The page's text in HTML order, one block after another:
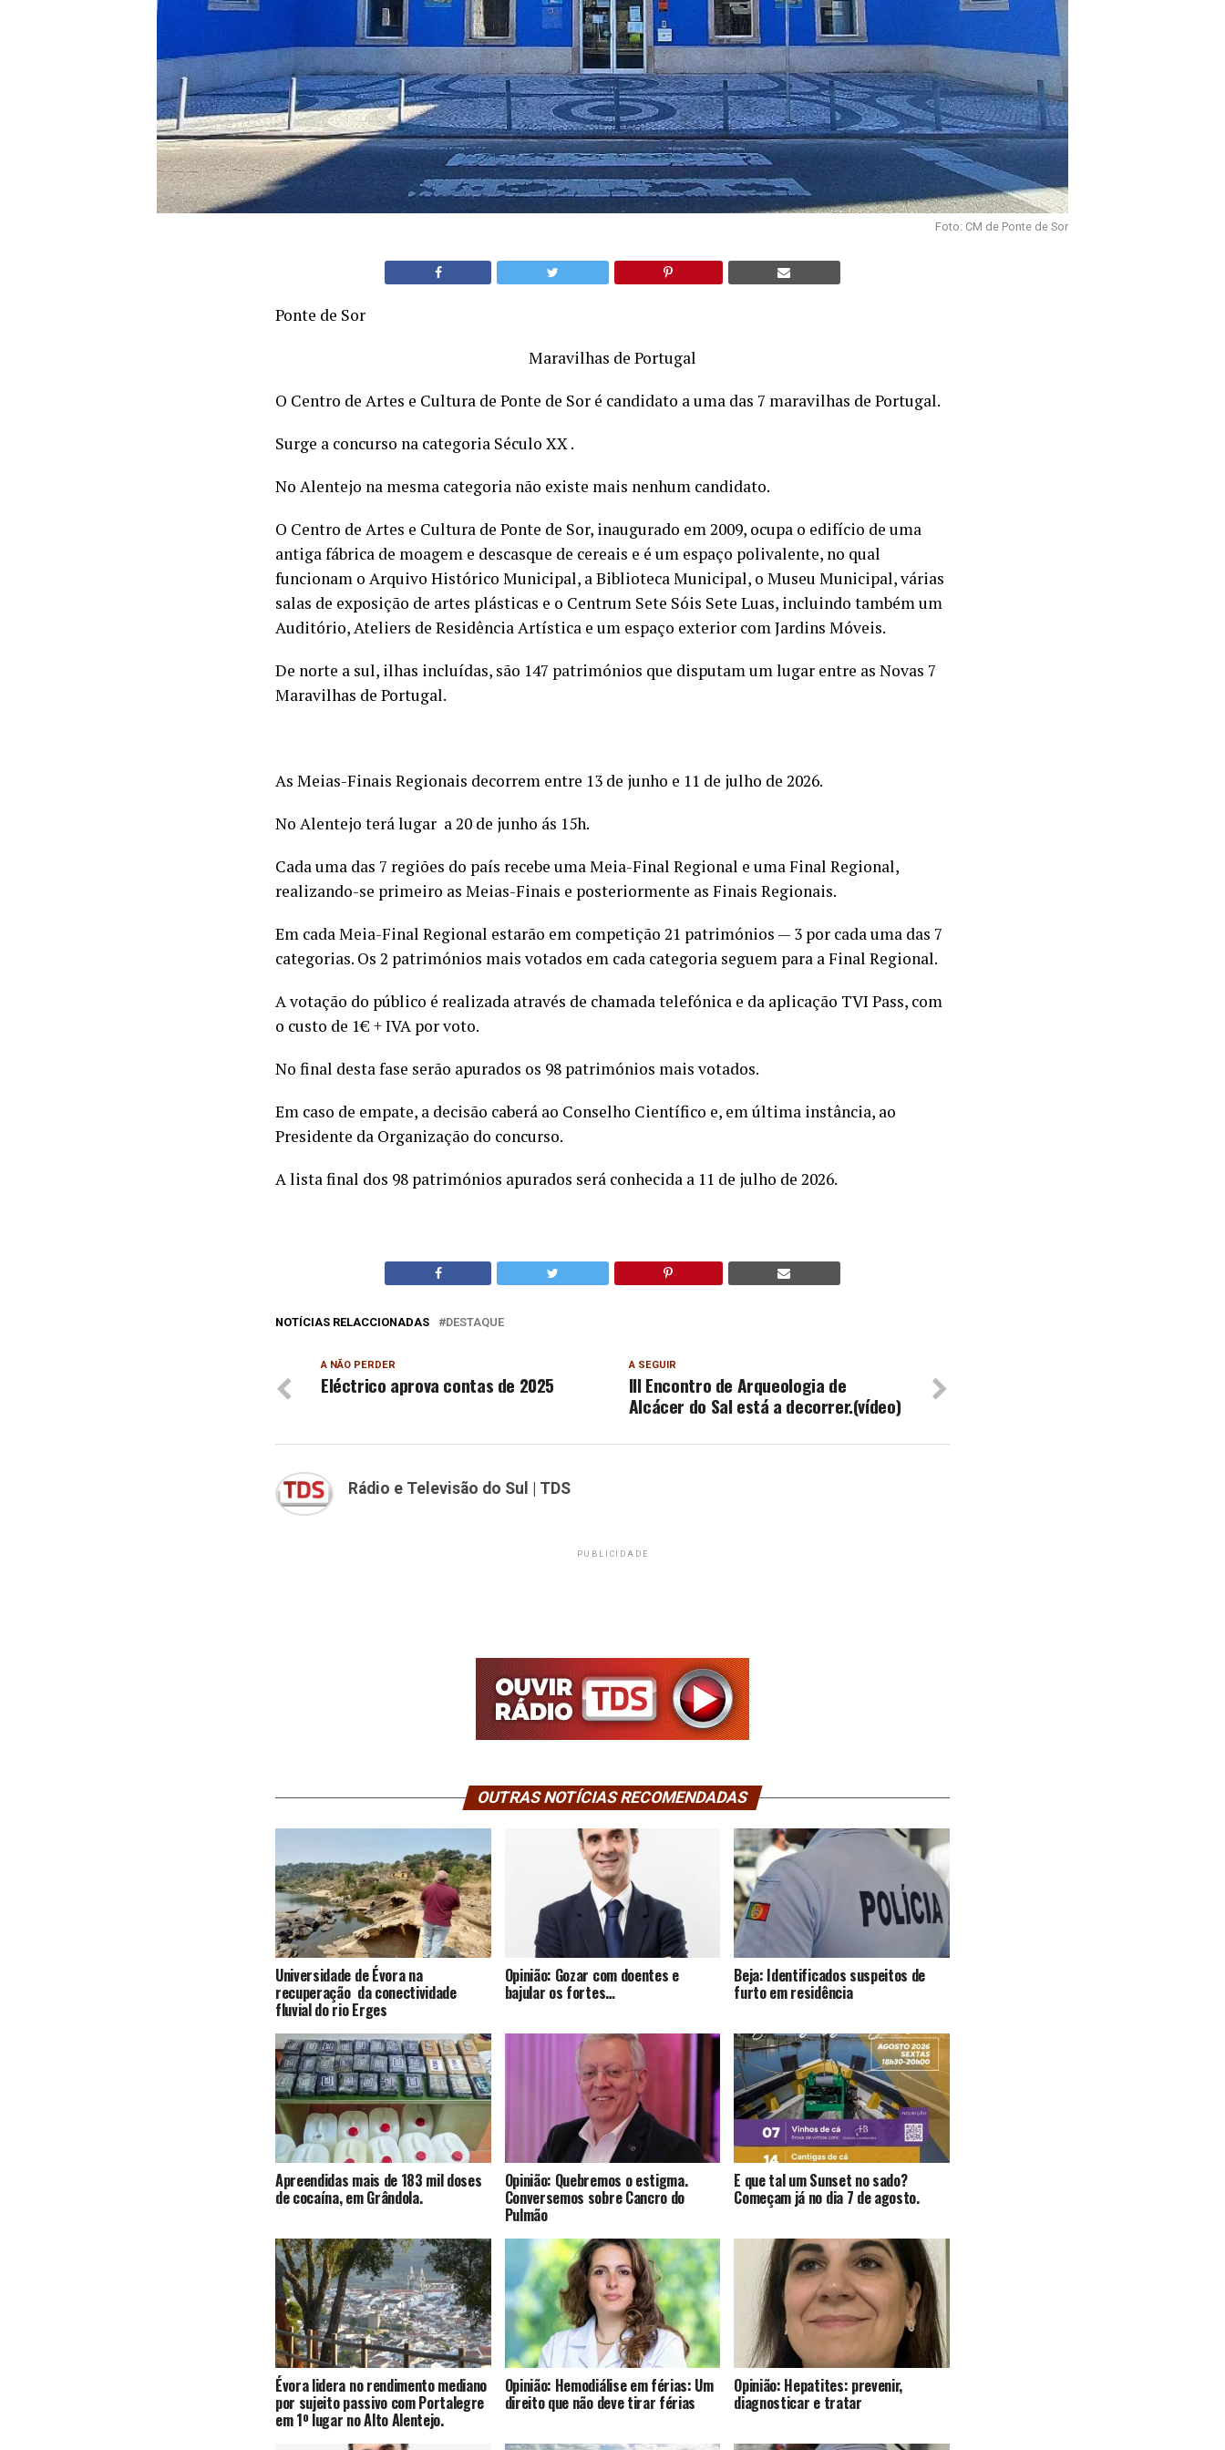
Foto: CM de Ponte de Sor
Ponte de Sor
Maravilhas de Portugal
O Centro de Artes e Cultura de Ponte de Sor é candidato a uma das 7 maravilhas de Portugal.
Surge a concurso na categoria Século XX .
No Alentejo na mesma categoria não existe mais nenhum candidato.
O Centro de Artes e Cultura de Ponte de Sor, inaugurado em 2009, ocupa o edifício de uma
antiga fábrica de moagem e descasque de cereais e é um espaço polivalente, no qual
funcionam o Arquivo Histórico Municipal, a Biblioteca Municipal, o Museu Municipal, várias
salas de exposição de artes plásticas e o Centrum Sete Sóis Sete Luas, incluindo também um
Auditório, Ateliers de Residência Artística e um espaço exterior com Jardins Móveis.
De norte a sul, ilhas incluídas, são 147 patrimónios que disputam um lugar entre as Novas 7
Maravilhas de Portugal.
As Meias-Finais Regionais decorrem entre 13 de junho e 11 de julho de 2026.
No Alentejo terá lugar a 20 de junho ás 15h.
Cada uma das 7 regiões do país recebe uma Meia-Final Regional e uma Final Regional,
realizando-se primeiro as Meias-Finais e posteriormente as Finais Regionais.
Em cada Meia-Final Regional estarão em competição 21 patrimónios — 3 por cada uma das 7
categorias. Os 2 patrimónios mais votados em cada categoria seguem para a Final Regional.
A votação do público é realizada através de chamada telefónica e da aplicação TVI Pass, com
o custo de 1€ + IVA por voto.
No final desta fase serão apurados os 98 patrimónios mais votados.
Em caso de empate, a decisão caberá ao Conselho Científico e, em última instância, ao
Presidente da Organização do concurso.
A lista final dos 98 patrimónios apurados será conhecida a 11 de julho de 2026.
NOTÍCIAS RELACCIONADAS DESTAQUE
A SEGUIR
III Encontro de Arqueologia de
Alcácer do Sal está a decorrer.(vídeo)
A NÃO PERDER
Eléctrico aprova contas de 2025
Rádio e Televisão do Sul | TDS
PUBLICIDADE
OUTRAS NOTÍCIAS RECOMENDADAS
Universidade de Évora na
recuperação da conectividade
fluvial do rio Erges
Opinião: Gozar com doentes e
bajular os fortes…
Beja: Identificados suspeitos de
furto em residência
Apreendidas mais de 183 mil doses
de cocaína, em Grândola.
Opinião: Quebremos o estigma.
Conversemos sobre Cancro do
Pulmão
E que tal um Sunset no sado?
Começam já no dia 7 de agosto.
Évora lidera no rendimento mediano
por sujeito passivo com Portalegre
em 1º lugar no Alto Alentejo.
Opinião: Hemodiálise em férias: Um
direito que não deve tirar férias
Opinião: Hepatites: prevenir,
diagnosticar e tratar